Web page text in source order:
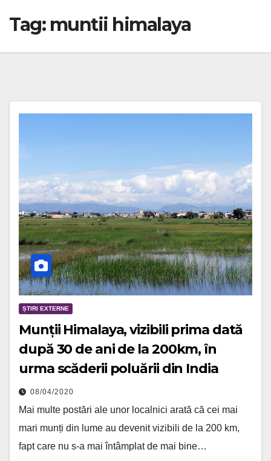
Tag: muntii himalaya
ȘTIRI EXTERNE
Munții Himalaya, vizibili prima dată
după 30 de ani de la 200km, în
urma scăderii poluării din India
08/04/2020
Mai multe postări ale unor localnici arată că cei mai
mari munți din lume au devenit vizibili de la 200 km,
fapt care nu s-a mai întâmplat de mai bine…